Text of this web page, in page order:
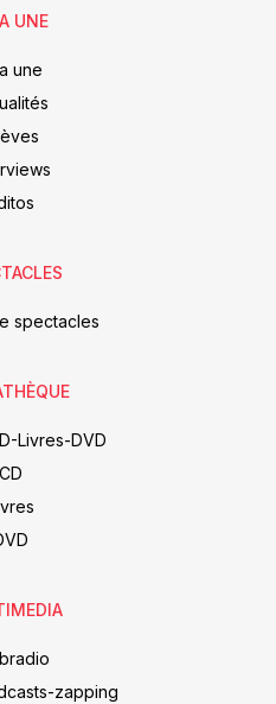
UNE
une
spectacles
Livres-DVD
CD
zapping